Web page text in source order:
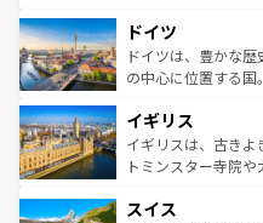
せる。地方によって
ンテンツ一覧を参照
で、幅広い魅力が詰
聖堂、美しいビー
から魅了する。ま
いる。シャンパンの
香り高いラベンダ
らに、パリ以外の
れる地方に足を運ぶ
ドイツ
ドイツは、豊かな
の中心に位置する
顔を持つこの国は、
ルリンの文化的活
してライン川沿い
は、お酒好きな人にはぜ
イギリス
イギリスは、古き
トミンスター寺院
リアごとに異なる魅
スイス